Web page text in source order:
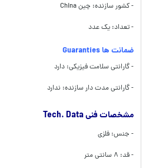
- کشور سازنده: چین China
- تعداد: یک عدد
ضمانت ها Guaranties
- گارانتی سلامت فیزیکی: دارد
- گارانتی مدت دار سازنده: ندارد
مشخصات فنی Tech. Data
- جنس: فلزی
- قد: ۸ سانتی متر